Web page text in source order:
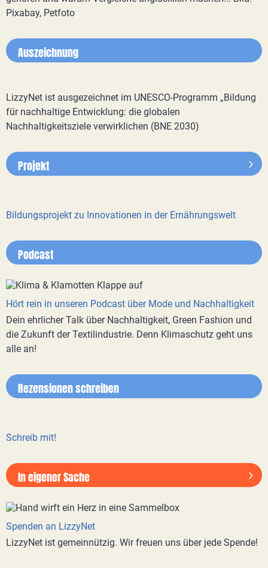
Pixabay, Petfoto
Auszeichnung
LizzyNet ist ausgezeichnet im UNESCO-Programm „Bildung
für nachhaltige Entwicklung: die globalen
Nachhaltigkeitsziele verwirklichen (BNE 2030)
Projekt
Bildungsprojekt zu Innovationen in der Ernährungswelt
Podcast
Hört rein in unseren Podcast über Mode und Nachhaltigkeit
Dein ehrlicher Talk über Nachhaltigkeit, Green Fashion und
die Zukunft der Textilindustrie. Denn Klimaschutz geht uns
alle an!
Rezensionen schreiben
Schreib mit!
In eigener Sache
Spenden an LizzyNet
LizzyNet ist gemeinnützig. Wir freuen uns über jede Spende!